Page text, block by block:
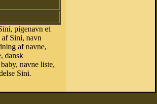
pigenavn et
Sini, navn
af navne,
dansk
navne liste,
Sini.